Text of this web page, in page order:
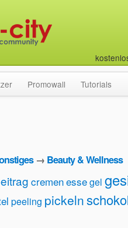
Promowall Tutorials
→ Beauty & Wellness
cremenessegel
peeling pickeln